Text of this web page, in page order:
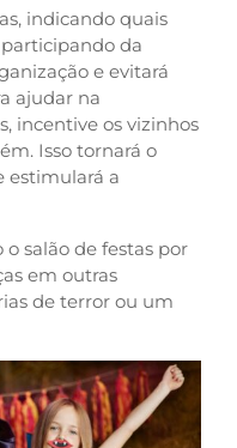
indicando quais
da
e evitará
ajudar na
incentive os vizinhos
Isso tornará o
estimulará a
o salão de festas por
em outras
de terror ou um